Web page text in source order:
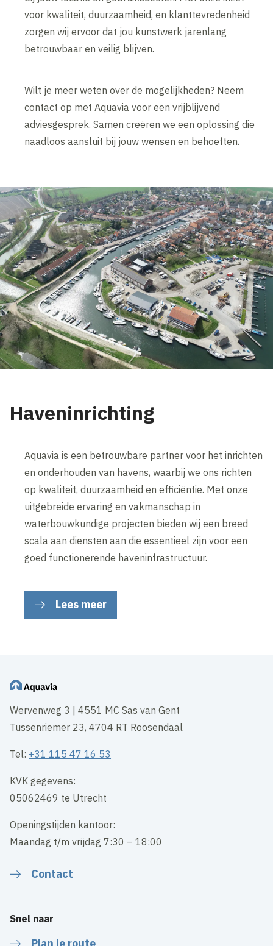
voor kwaliteit, duurzaamheid, en klanttevredenheid
zorgen wij ervoor dat jou kunstwerk jarenlang
betrouwbaar en veilig blijven.
Wilt je meer weten over de mogelijkheden? Neem
contact op met Aquavia voor een vrijblijvend
adviesgesprek. Samen creëren we een oplossing die
naadloos aansluit bij jouw wensen en behoeften.
Haveninrichting
Aquavia is een betrouwbare partner voor het inrichten
en onderhouden van havens, waarbij we ons richten
op kwaliteit, duurzaamheid en efficiëntie. Met onze
uitgebreide ervaring en vakmanschap in
waterbouwkundige projecten bieden wij een breed
scala aan diensten aan die essentieel zijn voor een
goed functionerende haveninfrastructuur.
Lees meer
Wervenweg 3 | 4551 MC Sas van Gent
Tussenriemer 23, 4704 RT Roosendaal
Tel: +31 115 47 16 53
KVK gegevens:
05062469 te Utrecht
Openingstijden kantoor:
Maandag t/m vrijdag 7:30 – 18:00
Contact
Snel naar
Plan je route